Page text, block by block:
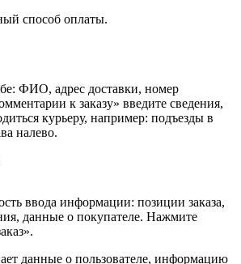
способ оплаты.
ФИО, адрес доставки, номер
к заказу» введите сведения,
курьеру, например: подъезды в
налево.
ввода информации: позиции заказа,
данные о покупателе. Нажмите
данные о пользователе, информацию